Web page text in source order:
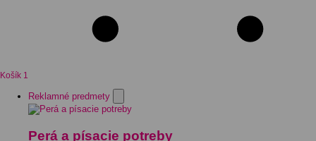
Košík 1
Reklamné predmety
Perá a písacie potreby